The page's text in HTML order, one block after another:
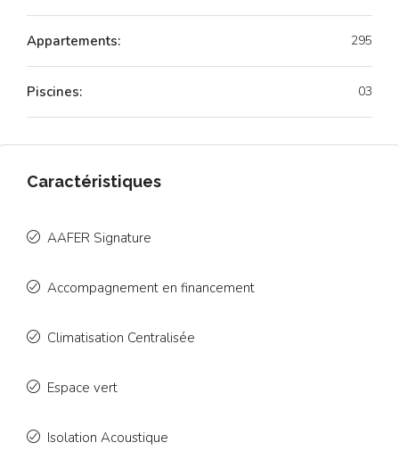
Appartements: 295
Piscines: 03
Caractéristiques
AAFER Signature
Accompagnement en financement
Climatisation Centralisée
Espace vert
Isolation Acoustique